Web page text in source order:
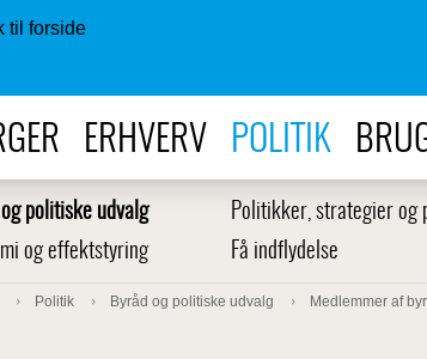
ERHVERV POLITIK
politiske udvalg Politikker, strategier og
og effektstyring
Få indflydelse
Politik Byråd og politiske udvalg Medlemmer af